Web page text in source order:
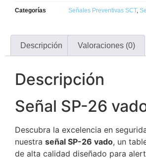
Categorías Señales Preventivas SCT,
Descripción Valoraciones (0)
Descripción
Señal SP-26
Descubra la excelencia en
nuestra señal SP-26 vado, un
de alta calidad diseñado para